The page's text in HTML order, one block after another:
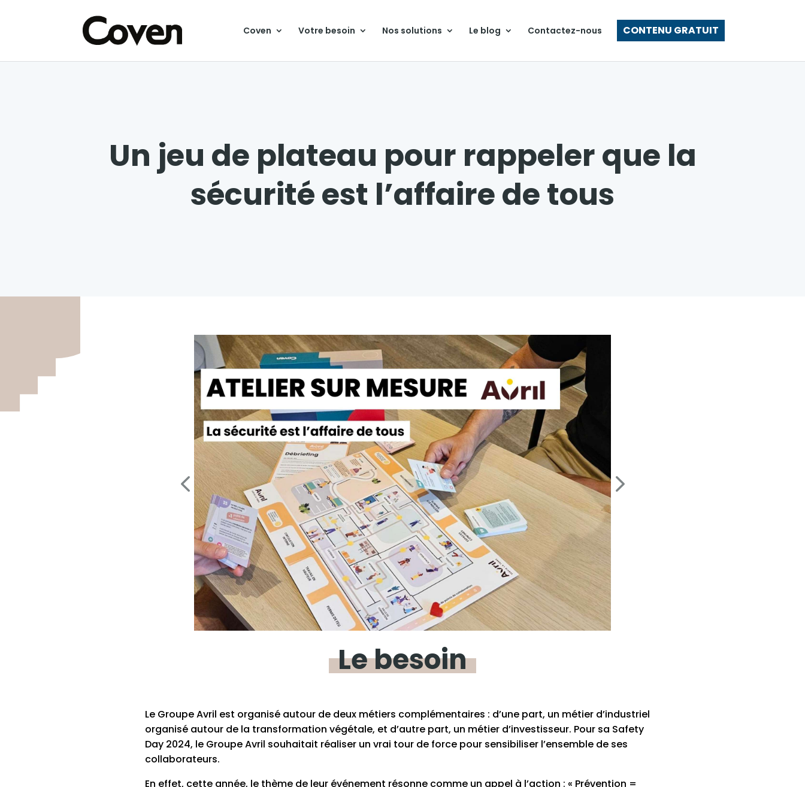
Coven Votre besoin Nos solutions Le blog Contactez-nous CONTENU GRATUIT
Un jeu de plateau pour rappeler que la
sécurité est l’affaire de tous
Lebesoin
Le Groupe Avril est organisé autour de deux métiers complémentaires : d’une part, un métier d’industriel
organisé autour de la transformation végétale, et d’autre part, un métier d’investisseur. Pour sa Safety
Day 2024, le Groupe Avril souhaitait réaliser un vrai tour de force pour sensibiliser l’ensemble de ses
collaborateurs.
En effet, cette année, le thème de leur événement résonne comme un appel à l’action : « Prévention =